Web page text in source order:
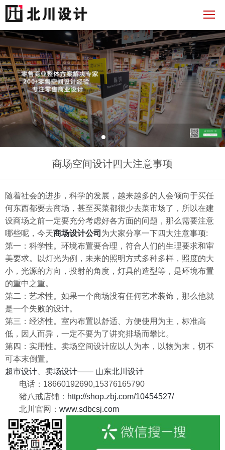
商场空间设计四大注意事项
随着社会的进步，科学的发展，越来越多的人会倾向于买任
何东西都要去商场，甚至买菜都很少去菜市场了，所以在建
设商场之前一定要充分考虑好各方面的问题，那么需要注意
哪些呢，今天商场设计公司 为大家分享一下四大注意事项:
第一：科学性。环境布置要合理，符合人们的生理要求和审
美要求。以灯光为例，未来的照明方式多种多样，照度的大
小，光源的方向，投射的角度，灯具的造型等，是环境布置
的重中之重。
第二：艺术性。如果一个商场没有任何艺术装饰，那么他就
是一个失败的设计。
第三：经济性。室内布置以舒适、方便使用为主，标准高
低，因人而异，一定不要为了讲究排场而攀比。
第四：实用性。卖场空间设计应以人为本，以物为末，切不
可本末倒置。
超市设计、卖场设计—— 山东北川设计
电话：18660192690,15376165790
猪八戒店铺： http://shop.zbj.com/10454527/
北川官网： www.sdbcsj.com